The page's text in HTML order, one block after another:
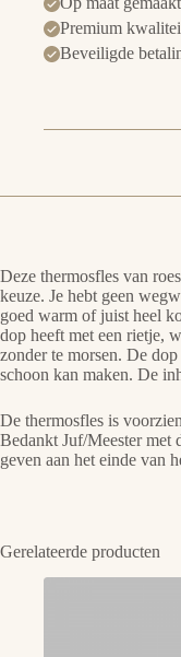
Premium
Beveiligde
Deze thermosfles van
keuze. Je hebt geen
goed warm of juist heel
dop heeft met een rietje,
zonder te morsen. De
schoon kan maken. De
De thermosfles is
Bedankt Juf/Meester met
geven aan het einde van
Gerelateerde producten